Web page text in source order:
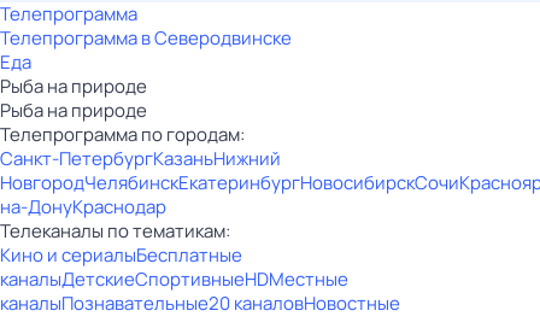
Телепрограмма
Телепрограмма в Северодвинске
Еда
Рыба на природе
Рыба на природе
Телепрограмма по городам:
Санкт-ПетербургКазаньНижний
НовгородЧелябинскЕкатеринбургНовосибирскСочи
на-ДонуКраснодар
Телеканалы по тематикам:
Кино и сериалыБесплатные
каналыДетскиеСпортивныеHDМестные
каналыПознавательные20 каналовНовостные